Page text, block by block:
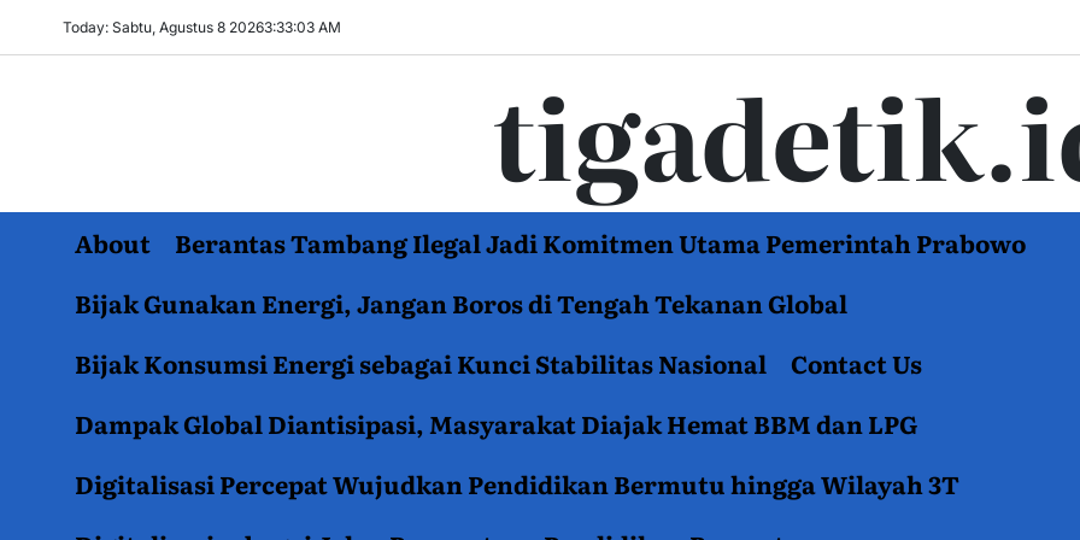
Today: Sabtu, Agustus 8 20263:33:04 AM
About
Berantas Tambang Ilegal Jadi Komitmen Utama Pemerintah Prabowo
Bijak Gunakan Energi, Jangan Boros di Tengah Tekanan Global
Bijak Konsumsi Energi sebagai Kunci Stabilitas Nasional
Contact Us
Dampak Global Diantisipasi, Masyarakat Diajak Hemat BBM dan LPG
Digitalisasi Percepat Wujudkan Pendidikan Bermutu hingga Wilayah 3T